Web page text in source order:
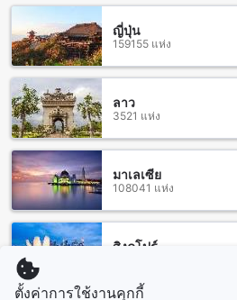
ซึ่งเป็นหนึ่งในเมืองท่องเที่ยวยอดฮิตขอ
อยู่ใกล้กับห้างสรรพสินค้าชั้นนำและร้า
ทำให้คุณสามารถสนุกสนานและสัมผัส
อร่อยของเชียงใหม่ได้อย่างง่ายดาย
นอกจากนี้ โรงแรมเลอ พลาโตยังตั้งอ
สำคัญอื่นๆ เช่นวัดเชียงมั่น วัดพระสิงห์
คุณสามารถสำรวจและสัมผัสได้กับสถา
เชียงใหม่ได้อย่างง่ายดาย โรงแรมยัง
บินเพื่อความสะดวกสบายของผู้เข้าพัก
วิธีการเดินทางจากสนามบินสุวรรณภูมิ
สำหรับนักท่องเที่ยวที่มาเยือนเชียงใหม่
โรงแรมเลอ พลาโต การเดินทางจาก
โรงแรมเลอ พลาโตสะดวกและง่ายมาก
ใช้บริการแท็กซี่หรือแอร์พอร์ตเชียงใหม่
ญี่ปุ่น
159155 แห่ง
ลาว
3521 แห่ง
มาเลเซีย
108041 แห่ง
สิงคโปร์
ตั้งค่าการใช้งานคุกกี้